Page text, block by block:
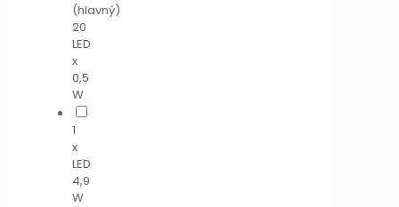
(hlavný)
20
LED
x
0,5
W
1
x
LED
4,9
W